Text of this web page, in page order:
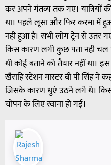
कर अपने गंतव्य तक गए। यात्रियों
था। पहले लूसा और फिर करमा में
नही हुआ है। सभी लोग ट्रेन से
किस कारण लगी कुछ पता नही
थी कोई बताने को तैयार नहीं था।
खैराहि स्टेशन मास्टर बी पी सिंह
जिसके कारण धुएं उठने लगे थे।
चोपन के लिए रवाना हो गई।